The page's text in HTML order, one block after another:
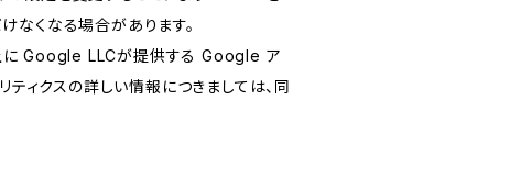
なくなる場合があります。
上に Google LLCが提供する Google ア
ィクスの詳しい情報につきましては、同